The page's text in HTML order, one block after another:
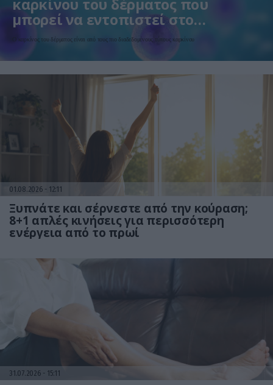
καρκίνου του δέρματος που
μπορεί να εντοπιστεί στο
κομμωτήριο! – Τι δείχνει νέα
έρευνα
Ο καρκίνος του δέρματος είναι από τους πιο διαδεδομένους τύπους καρκίνου
01.08.2026 12:11
Ξυπνάτε και σέρνεστε από την κούραση;
8+1 απλές κινήσεις για περισσότερη
ενέργεια από το πρωί
31.07.2026 15:11